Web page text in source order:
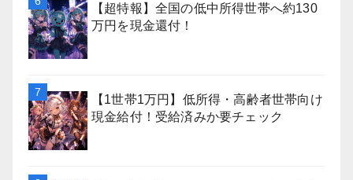
【超特報】全国の低中所得世帯へ約130
万円を現金還付！
【1世帯1万円】低所得・高齢者世帯向け
現金給付！受給済みか要チェック